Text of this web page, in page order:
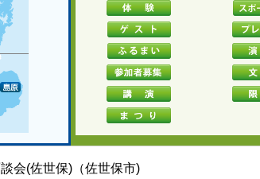
会(佐世保)（佐世保市)